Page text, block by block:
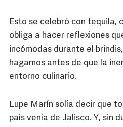
Esto se celebró con tequila,
obliga a hacer reflexiones
incómodas durante el
hagamos antes de que la
entorno culinario.
Lupe Marín solía decir que
país venía de Jalisco. Y, sin